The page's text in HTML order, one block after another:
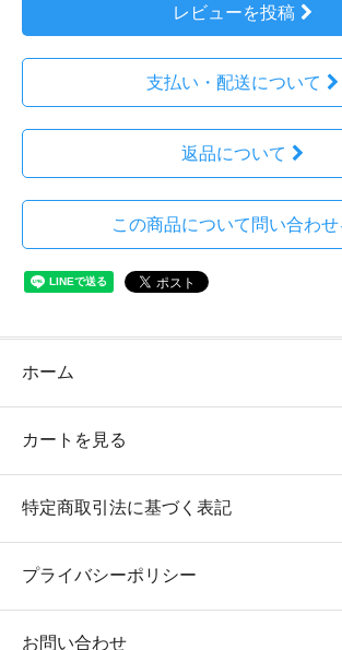
レビューを投稿
支払い・配送について
返品について
この商品について問い合わせ
ホーム
カートを見る
特定商取引法に基づく表記
プライバシーポリシー
お問い合わせ